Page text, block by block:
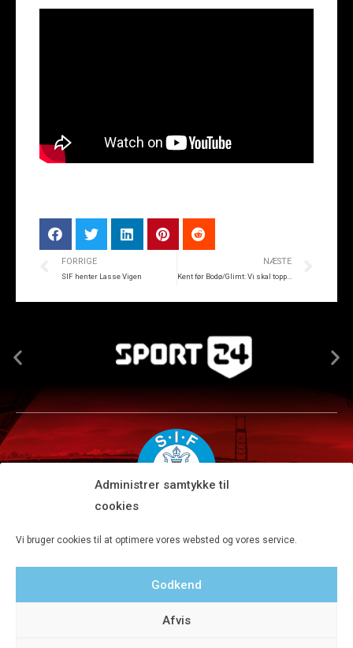
Administrer samtykke til
cookies
Vi bruger cookies til at optimere vores websted og vores service.
Godkend
Afvis
FORRIGE
SIF henter Lasse Vigen
NÆSTE
Kent før Bodø/Glimt: Vi skal toppræstere
Tlf 8680 4477 · Fax 8680 4647 · Kontortid man-fre kl. 9-15